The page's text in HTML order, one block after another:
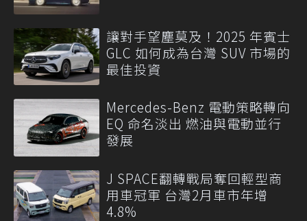
讓對手望塵莫及！2025 年賓士
GLC 如何成為台灣 SUV 市場的
最佳投資
Mercedes-Benz 電動策略轉向
EQ 命名淡出 燃油與電動並行
發展
J SPACE翻轉戰局奪回輕型商
用車冠軍 台灣2月車市年增
4.8%